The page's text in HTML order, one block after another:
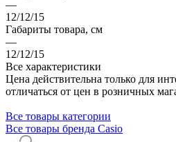
—
12/12/15
Габариты товара, см
—
12/12/15
Все характеристики
Цена действительна только для
отличаться от цен в розничных
Все товары категории
Все товары бренда Casio